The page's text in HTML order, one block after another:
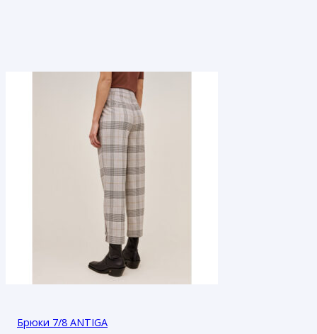
Брюки 7/8 ANTIGA